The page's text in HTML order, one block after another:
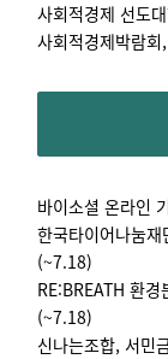
사회적경제 선도
사회적경제박람
바이소셜 온라인
한국타이어나눔재
(~7.18)
RE:BREATH 환
(~7.18)
신나는조합, 서민